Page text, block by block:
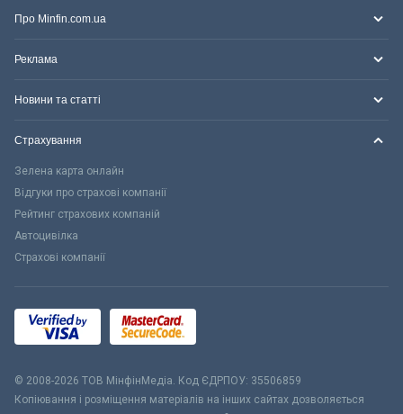
Про Minfin.com.ua
Реклама
Новини та статті
Страхування
Зелена карта онлайн
Відгуки про страхові компанії
Рейтинг страхових компаній
Автоцивілка
Страхові компанії
© 2008-2026 ТОВ МiнфiнМедiа. Код ЄДРПОУ: 35506859
Копіювання і розміщення матеріалів на інших сайтах дозволяється